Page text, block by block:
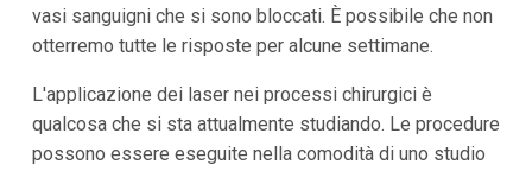
vasi sanguigni che si sono bloccati. È possibile che non
otterremo tutte le risposte per alcune settimane.
L'applicazione dei laser nei processi chirurgici è
qualcosa che si sta attualmente studiando. Le procedure
possono essere eseguite nella comodità di uno studio